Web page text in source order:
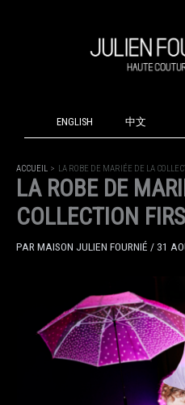
ENGLISH 中文
ACCUEIL LA ROBE DE MARIÉE DE LA
LA ROBE DE
COLLECTION
PAR MAISON JULIEN FOURNIÉ / 31